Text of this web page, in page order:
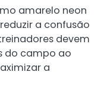
amarelo neon
a confusão
devem
do campo ao
a